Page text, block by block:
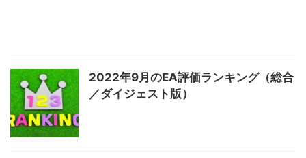
2022年9月のEA評価ランキング（総合
／ダイジェスト版）